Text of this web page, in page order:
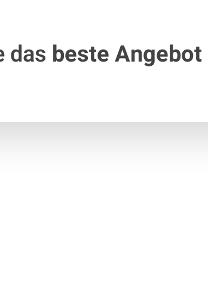
das beste Angebot